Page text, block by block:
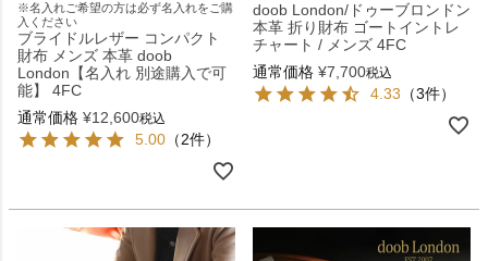
※名入れご希望の方は必ず名入れをご購
入ください
ブライドルレザー コンパクト
財布 メンズ 本革 doob
London【名入れ 別途購入で可
能】 4FC
通常価格 ¥12,600税込
5.00 （2件）
doob London/ドゥーブロンドン
本革 折り財布 ゴートイントレ
チャート / メンズ 4FC
通常価格 ¥7,700税込
4.33 （3件）